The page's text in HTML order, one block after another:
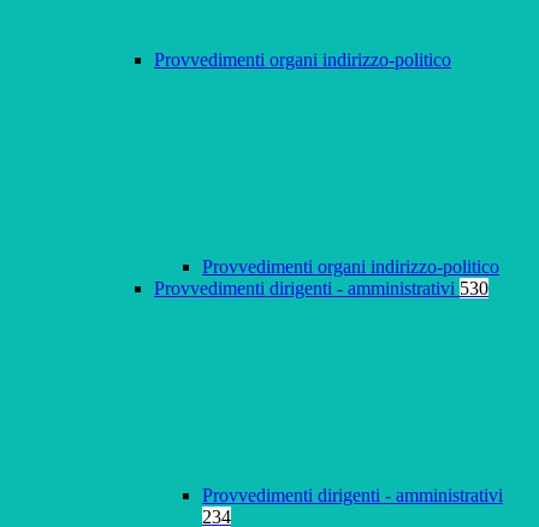
Provvedimenti organi indirizzo-politico
Provvedimenti organi indirizzo-politico
Provvedimenti dirigenti - amministrativi 530
Provvedimenti dirigenti - amministrativi
234